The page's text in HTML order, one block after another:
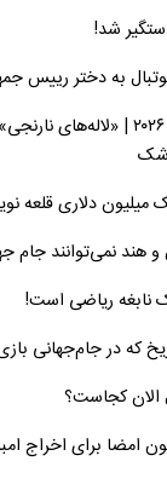
شد!
به دختر رییس
هلند در آستانه جام جهانی ۲۰۲۶ |
میلیون دلاری قلعه
نمی‌توانند جام
نابغه ریاضی است!
که در جام‌جهانی
الان کجاست؟